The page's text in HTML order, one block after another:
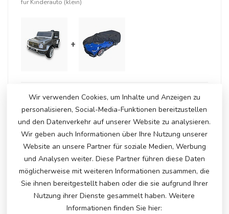
für Kinderauto (klein)
+
Auf Lager
€238,95
€231,50
ERGÄNZENDE PRODUKTE
Mercedes G63 AMG, 24 Volt
elektrisches Kinderauto
Auf Lager
€410,00
Wir verwenden Cookies, um Inhalte und Anzeigen zu
personalisieren, Social-Media-Funktionen bereitzustellen
und den Datenverkehr auf unserer Website zu analysieren.
Wir geben auch Informationen über Ihre Nutzung unserer
Website an unsere Partner für soziale Medien, Werbung
und Analysen weiter. Diese Partner führen diese Daten
möglicherweise mit weiteren Informationen zusammen, die
Sie ihnen bereitgestellt haben oder die sie aufgrund Ihrer
Nutzung ihrer Dienste gesammelt haben. Weitere
Informationen finden Sie hier: